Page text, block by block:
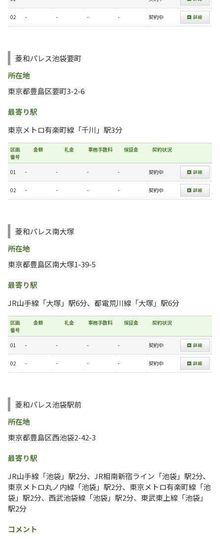
02 - - - - 契約中
菱和パレス池袋要町
所在地
東京都豊島区要町3-2-6
最寄り駅
東京メトロ有楽町線「千川」駅3分
区画
番号
金額 礼金 事務手数料 保証金 契約状況
01 - - - - 契約中
02 - - - - 契約中
菱和パレス南大塚
所在地
東京都豊島区南大塚1-39-5
最寄り駅
JR山手線「大塚」駅6分、都電荒川線「大塚」駅6分
区画
番号
金額 礼金 事務手数料 保証金 契約状況
01 - - - - 契約中
02 - - - - 契約中
菱和パレス池袋駅前
所在地
東京都豊島区西池袋2-42-3
最寄り駅
JR山手線「池袋」駅2分、JR相南新宿ライン「池袋」駅2分、
東京メトロ丸ノ内線「池袋」駅2分、東京メトロ有楽町線「池
袋」駅2分、西武池袋線「池袋」駅2分、東武東上線「池袋」
駅2分
コメント